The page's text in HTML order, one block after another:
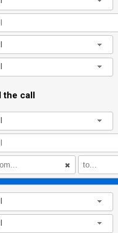
the call